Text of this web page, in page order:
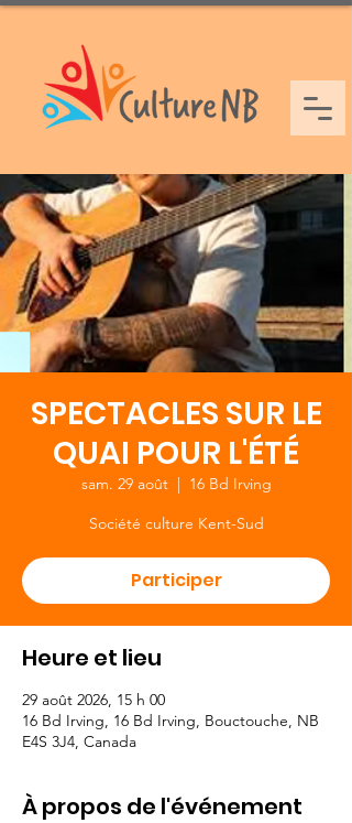
SPECTACLES SUR LE
QUAI POUR L'ÉTÉ
sam. 29 août
  |
16 Bd Irving
Société culture Kent-Sud
Participer
Heure et lieu
29 août 2026, 15 h 00
16 Bd Irving, 16 Bd Irving, Bouctouche, NB
E4S 3J4, Canada
À propos de l'événement